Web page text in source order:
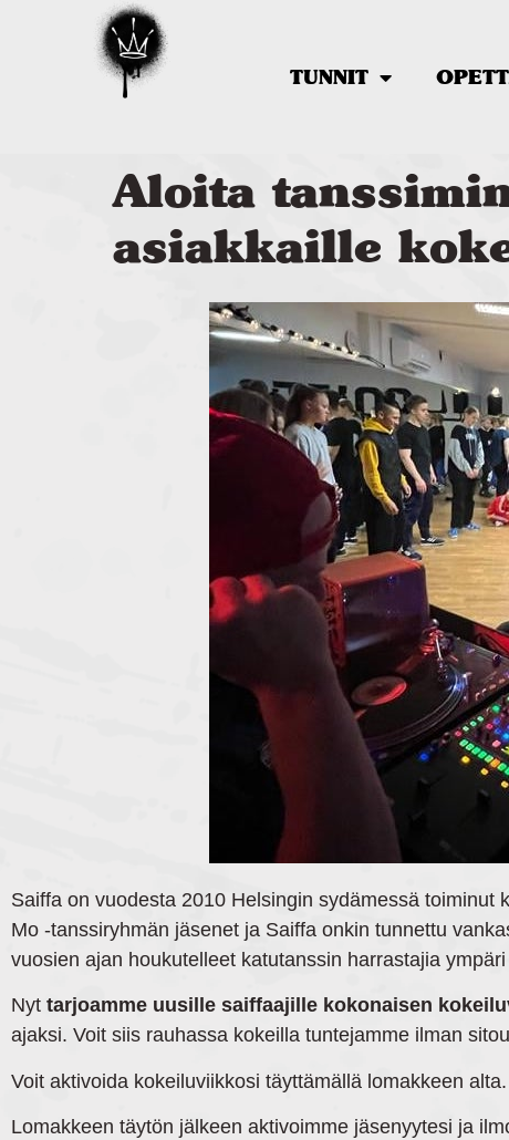
TUNNIT
Aloita
asiakkaille
Saiffa on vuodesta 2010 Helsingin sydämessä
Mo -tanssiryhmän jäsenet ja Saiffa onkin tunnettu
vuosien ajan houkutelleet katutanssin harrastajia
Nyt tarjoamme uusille saiffaajille kokonaisen
ajaksi. Voit siis rauhassa kokeilla tuntejamme ilman
Voit aktivoida kokeiluviikkosi täyttämällä lomakkeen
Lomakkeen täytön jälkeen aktivoimme jäsenyytesi ja